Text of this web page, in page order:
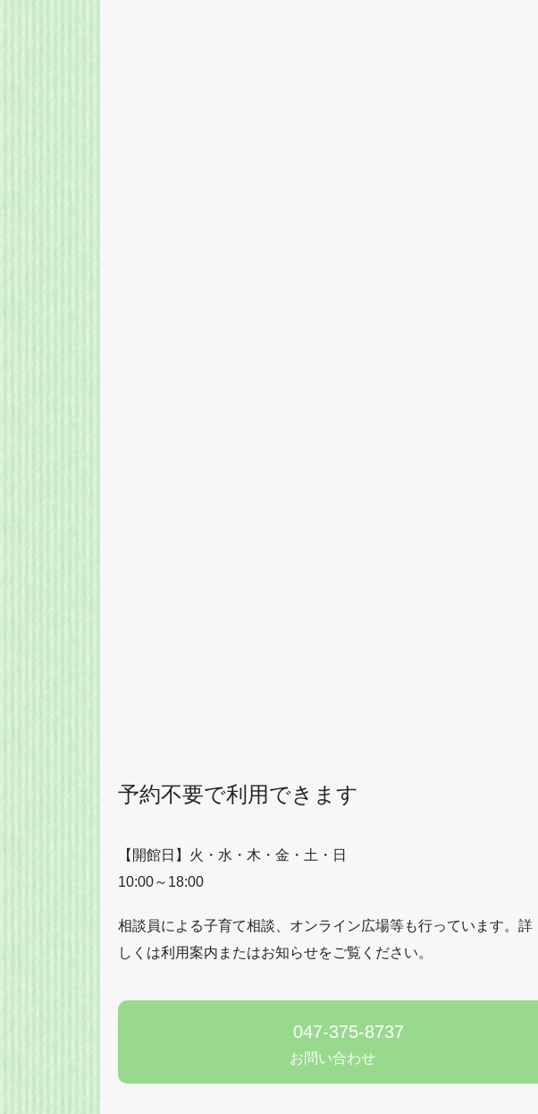
予約不要で利用できます
【開館日】火・水・木・金・土・日
10:00～18:00
相談員による子育て相談、オンライン広場等も行っています。詳
しくは利用案内またはお知らせをご覧ください。
047-375-8737
お問い合わせ